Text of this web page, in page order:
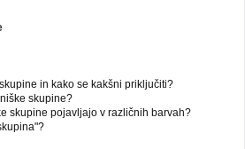
in kako se kakšni priključiti?
skupine?
skupine pojavljajo v različnih barvah?